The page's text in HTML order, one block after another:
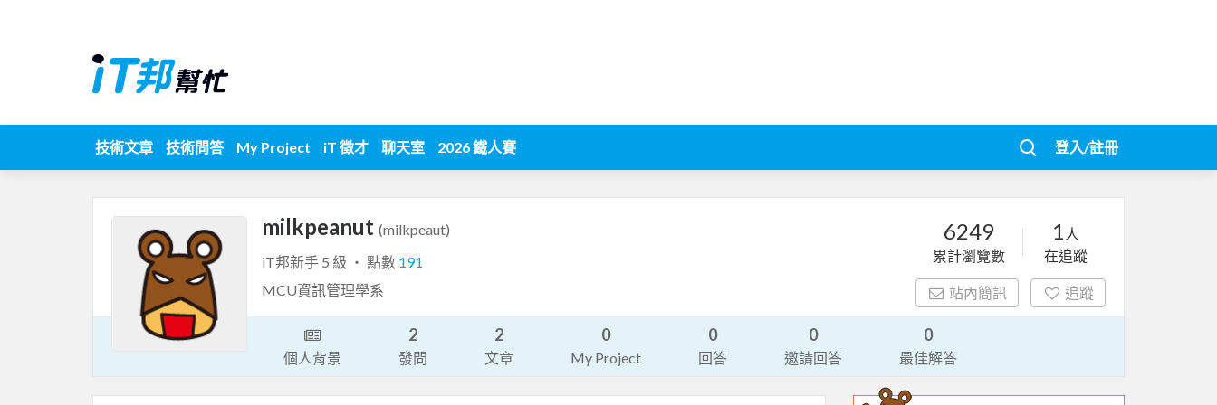
技術文章 技術問答 My Project iT 徵才 聊天室 2026 鐵人賽 登入/註冊
milkpeanut (milkpeaut)
iT邦新手 5 級 ‧ 點數 191
MCU資訊管理學系
6249
累計瀏覽數
1 人
在追蹤
站內簡訊 追蹤
個人背景
2
發問
2
文章
0
My Project
0
回答
0
邀請回答
0
最佳解答